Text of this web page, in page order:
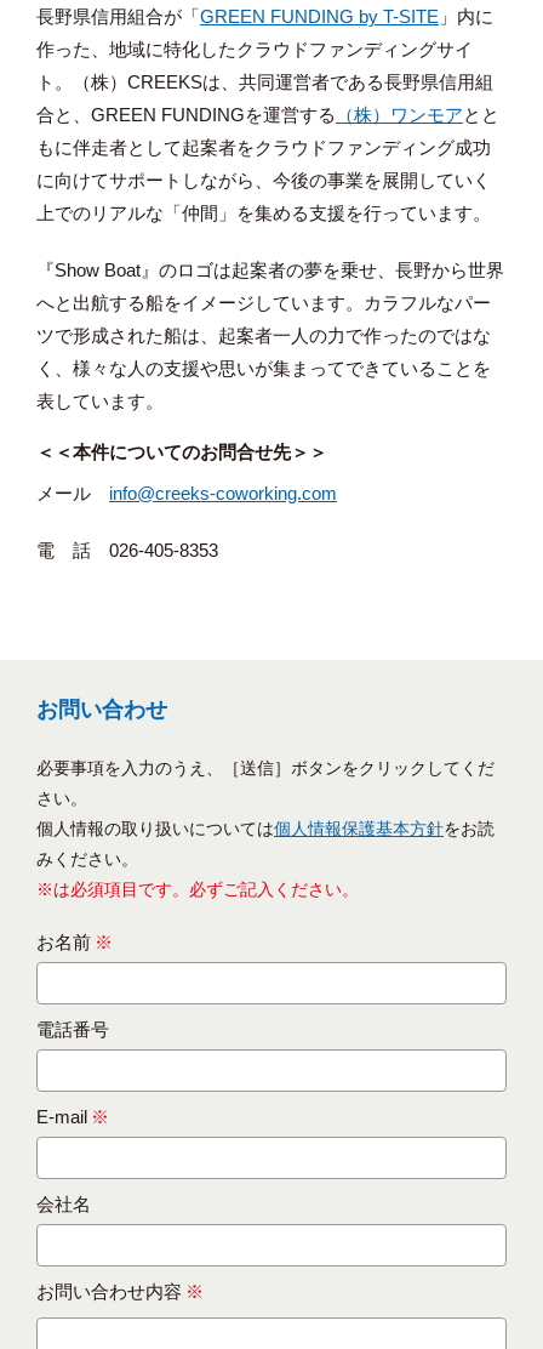
長野県信用組合が「GREEN FUNDING by T-SITE 」内に
作った、地域に特化したクラウドファンディングサイ
ト。（株）CREEKSは、共同運営者である長野県信用組
合と、GREEN FUNDINGを運営する
（株）ワンモアとと
もに伴走者として起案者をクラウドファンディング成功
に向けてサポートしながら、今後の事業を展開していく
上でのリアルな「仲間」を集める支援を行っています。
『Show Boat』のロゴは起案者の夢を乗せ、長野から世界
へと出航する船をイメージしています。カラフルなパー
ツで形成された船は、起案者一人の力で作ったのではな
く、様々な人の支援や思いが集まってできていることを
表しています。
＜＜本件についてのお問合せ先＞＞
メール info@creeks-coworking.com
電 話 026-405-8353
お問い合わせ
必要事項を入力のうえ、［送信］ボタンをクリックしてくだ
さい。
個人情報の取り扱いについては個人情報保護基本方針をお読
みください。
※は必須項目です。必ずご記入ください。
お名前 ※
電話番号
E-mail ※
会社名
お問い合わせ内容 ※